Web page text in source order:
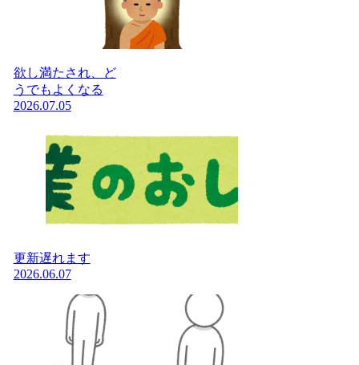
欲し満たされ、ど
うでもよくなる
2026.07.05
更新遅れます
2026.06.07